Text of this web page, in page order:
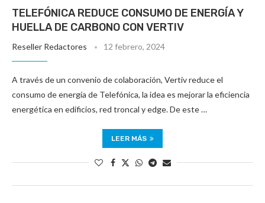
TELEFÓNICA REDUCE CONSUMO DE ENERGÍA Y
HUELLA DE CARBONO CON VERTIV
Reseller Redactores 12 febrero, 2024
A través de un convenio de colaboración, Vertiv reduce el
consumo de energía de Telefónica, la idea es mejorar la eficiencia
energética en edificios, red troncal y edge. De este …
LEER MÁS